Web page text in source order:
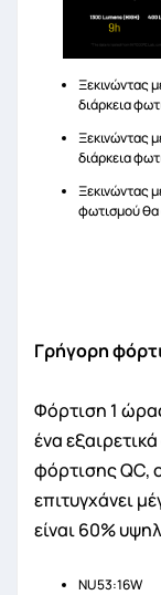
Ξεκινώντας
διάρκεια
Ξεκινώντας
διάρκεια
Ξεκινώντας
φωτισμού θα
Γρήγορη
Φόρτιση 1
ένα
φόρτισης QC,
επιτυγχάνει
είναι 60%
NU53:16W